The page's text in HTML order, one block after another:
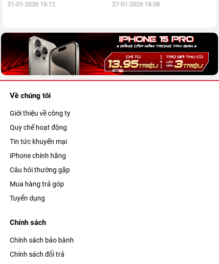
kèm nhiều ưu đãi, mua ngay!
31-01-2026 18:12
lý, mua ngay!
27-01-2026 18:38
Về chúng tôi
Giới thiệu về công ty
Quy chế hoạt động
Tin tức khuyến mại
iPhone chính hãng
Câu hỏi thường gặp
Mua hàng trả góp
Tuyển dụng
Chính sách
Chính sách bảo bành
Chính sách đổi trả